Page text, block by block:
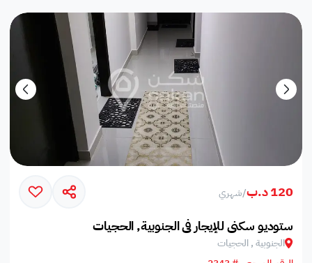
120 د.ب /شهري
ستوديو سكني للإيجار في الجنوبية, الحجيات
الجنوبية , الحجيات